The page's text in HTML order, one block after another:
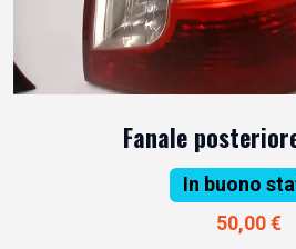
Fanale
In buono
50,00 €